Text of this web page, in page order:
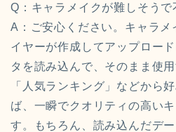
Q：キャラメイクが難しそうで
A：ご安心ください。キャラメ
イヤーが作成してアップロー
タを読み込んで、そのまま使
「人気ランキング」などから
ば、一瞬でクオリティの高い
す。もちろん、読み込んだデ